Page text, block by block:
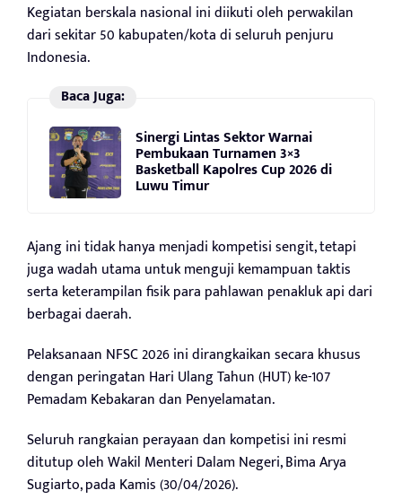
Kegiatan berskala nasional ini diikuti oleh perwakilan
dari sekitar 50 kabupaten/kota di seluruh penjuru
Indonesia.
Baca Juga:
Sinergi Lintas Sektor Warnai
Pembukaan Turnamen 3×3
Basketball Kapolres Cup 2026 di
Luwu Timur
Ajang ini tidak hanya menjadi kompetisi sengit, tetapi
juga wadah utama untuk menguji kemampuan taktis
serta keterampilan fisik para pahlawan penakluk api dari
berbagai daerah.
Pelaksanaan NFSC 2026 ini dirangkaikan secara khusus
dengan peringatan Hari Ulang Tahun (HUT) ke-107
Pemadam Kebakaran dan Penyelamatan.
Seluruh rangkaian perayaan dan kompetisi ini resmi
ditutup oleh Wakil Menteri Dalam Negeri, Bima Arya
Sugiarto, pada Kamis (30/04/2026).